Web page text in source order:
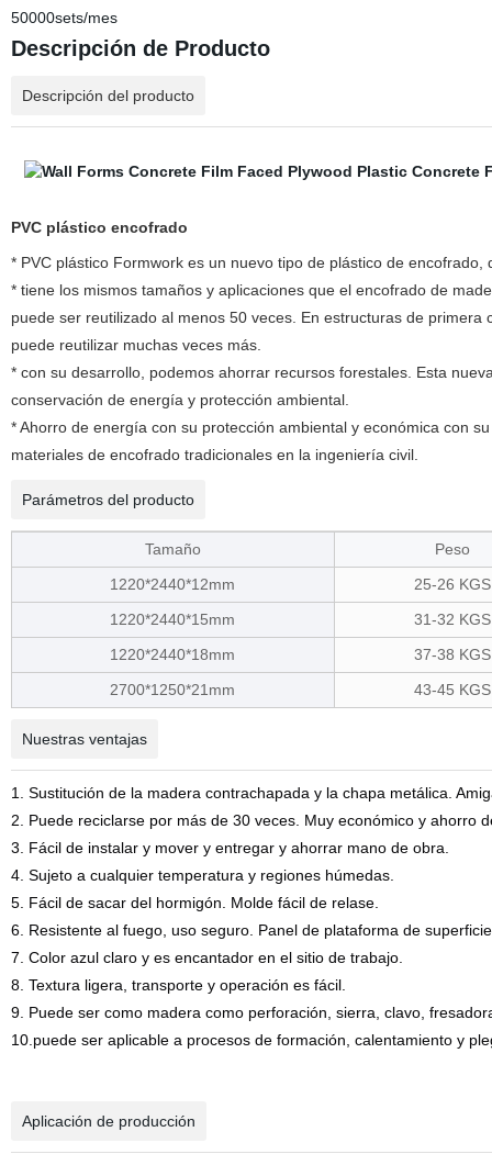
50000sets/mes
Descripción de Producto
Descripción del producto
PVC plástico encofrado
* PVC plástico Formwork es un nuevo tipo de plástico de
* tiene los mismos tamaños y aplicaciones que el encofrado de
puede ser reutilizado al menos 50 veces. En estructuras de
puede reutilizar muchas veces más.
* con su desarrollo, podemos ahorrar recursos forestales. Esta
conservación de energía y protección ambiental.
* Ahorro de energía con su protección ambiental y económica con
materiales de encofrado tradicionales en la ingeniería civil.
Parámetros del producto
Tamaño
Peso
1220*2440*12mm
25-26 KGS
1220*2440*15mm
31-32 KGS
1220*2440*18mm
37-38 KGS
2700*1250*21mm
43-45 KGS
Nuestras ventajas
1. Sustitución de la madera contrachapada y la chapa metálica.
2. Puede reciclarse por más de 30 veces. Muy económico y ahorro
3. Fácil de instalar y mover y entregar y ahorrar mano de obra.
4. Sujeto a cualquier temperatura y regiones húmedas.
5. Fácil de sacar del hormigón. Molde fácil de relase.
6. Resistente al fuego, uso seguro. Panel de plataforma de
7. Color azul claro y es encantador en el sitio de trabajo.
8. Textura ligera, transporte y operación es fácil.
9. Puede ser como madera como perforación, sierra, clavo,
10.puede ser aplicable a procesos de formación, calentamiento y
Aplicación de producción